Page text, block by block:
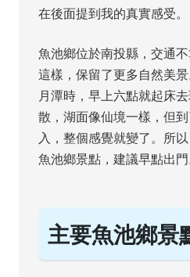
在後面提到我的真實感受。
魚池鄉位於南投縣，交通
這樣，保留了更多自然美
月潭時，早上六點就起床
散，湖面像仙境一樣，但
入，整個感覺就變了。所
魚池鄉景點，建議早點出門
主要魚池鄉景